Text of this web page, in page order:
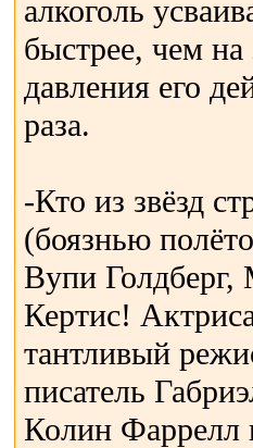
алкоголь
быстрее, чем на
давления его
раза.
-Кто из звёзд
(боязнью
Вупи
Кертис!
тантливый
писатель
Колин Фаррелл